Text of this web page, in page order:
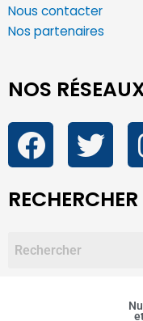
Nous contacter
Nos partenaires
NOS